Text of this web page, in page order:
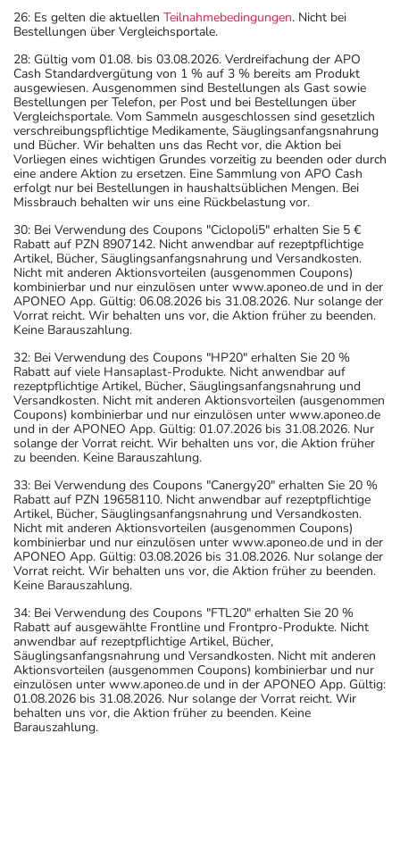
26: Es gelten die aktuellen Teilnahmebedingungen. Nicht bei
Bestellungen über Vergleichsportale.
28: Gültig vom 01.08. bis 03.08.2026. Verdreifachung der APO
Cash Standardvergütung von 1 % auf 3 % bereits am Produkt
ausgewiesen. Ausgenommen sind Bestellungen als Gast sowie
Bestellungen per Telefon, per Post und bei Bestellungen über
Vergleichsportale. Vom Sammeln ausgeschlossen sind gesetzlich
verschreibungspflichtige Medikamente, Säuglingsanfangsnahrung
und Bücher. Wir behalten uns das Recht vor, die Aktion bei
Vorliegen eines wichtigen Grundes vorzeitig zu beenden oder durch
eine andere Aktion zu ersetzen. Eine Sammlung von APO Cash
erfolgt nur bei Bestellungen in haushaltsüblichen Mengen. Bei
Missbrauch behalten wir uns eine Rückbelastung vor.
30: Bei Verwendung des Coupons "Ciclopoli5" erhalten Sie 5 €
Rabatt auf PZN 8907142. Nicht anwendbar auf rezeptpflichtige
Artikel, Bücher, Säuglingsanfangsnahrung und Versandkosten.
Nicht mit anderen Aktionsvorteilen (ausgenommen Coupons)
kombinierbar und nur einzulösen unter www.aponeo.de und in der
APONEO App. Gültig: 06.08.2026 bis 31.08.2026. Nur solange der
Vorrat reicht. Wir behalten uns vor, die Aktion früher zu beenden.
Keine Barauszahlung.
32: Bei Verwendung des Coupons "HP20" erhalten Sie 20 %
Rabatt auf viele Hansaplast-Produkte. Nicht anwendbar auf
rezeptpflichtige Artikel, Bücher, Säuglingsanfangsnahrung und
Versandkosten. Nicht mit anderen Aktionsvorteilen (ausgenommen
Coupons) kombinierbar und nur einzulösen unter www.aponeo.de
und in der APONEO App. Gültig: 01.07.2026 bis 31.08.2026. Nur
solange der Vorrat reicht. Wir behalten uns vor, die Aktion früher
zu beenden. Keine Barauszahlung.
33: Bei Verwendung des Coupons "Canergy20" erhalten Sie 20 %
Rabatt auf PZN 19658110. Nicht anwendbar auf rezeptpflichtige
Artikel, Bücher, Säuglingsanfangsnahrung und Versandkosten.
Nicht mit anderen Aktionsvorteilen (ausgenommen Coupons)
kombinierbar und nur einzulösen unter www.aponeo.de und in der
APONEO App. Gültig: 03.08.2026 bis 31.08.2026. Nur solange der
Vorrat reicht. Wir behalten uns vor, die Aktion früher zu beenden.
Keine Barauszahlung.
34: Bei Verwendung des Coupons "FTL20" erhalten Sie 20 %
Rabatt auf ausgewählte Frontline und Frontpro-Produkte. Nicht
anwendbar auf rezeptpflichtige Artikel, Bücher,
Säuglingsanfangsnahrung und Versandkosten. Nicht mit anderen
Aktionsvorteilen (ausgenommen Coupons) kombinierbar und nur
einzulösen unter www.aponeo.de und in der APONEO App. Gültig:
01.08.2026 bis 31.08.2026. Nur solange der Vorrat reicht. Wir
behalten uns vor, die Aktion früher zu beenden. Keine
Barauszahlung.